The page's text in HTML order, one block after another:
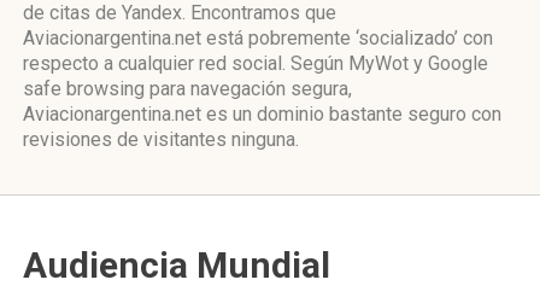
de citas de Yandex. Encontramos que
Aviacionargentina.net está pobremente ‘socializado’ con
respecto a cualquier red social. Según MyWot y Google
safe browsing para navegación segura,
Aviacionargentina.net es un dominio bastante seguro con
revisiones de visitantes ninguna.
Audiencia Mundial